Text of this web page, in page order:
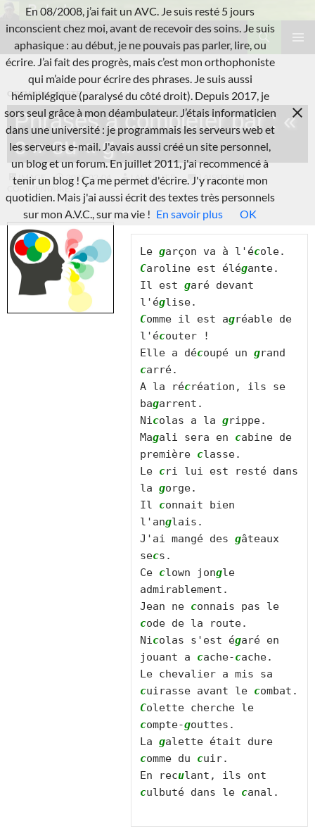
au
contenu
L'A.V.C.
Recherche
ORTHOPHONISTE
Phrases à compléter par : «
c » ou « g »
IMAGE 2025-02-04 LAURENT B.
LAISSER UN
COMMENTAIRE
Le garçon va à l'éc
Caroline est élégante.
Il est garé devant
l'ég
Comme il est agréable de
l'écouter !
Elle a découpé un g
carré.
A la récréation, ils se
bagarrent.
Ni colas a la grippe.
Magali sera en cabine de
première classe.
Le cri lui est resté dans
la gorge.
Il connait bien
l'anglais.
J'ai mangé des gâteaux
secs.
Ce clown jongle
admirablement.
Jean ne c
code de la route.
Ni colas s'est égaré en
jouant a cache-cache.
cuirasse avant le c
C
compte-gouttes.
La g
comme du cuir.
En recu
culbuté dans le canal.
En 08/2008, j’ai fait un AVC. Je suis resté 5 jours
inconscient chez moi, avant de recevoir des soins. Je suis
aphasique : au début, je ne pouvais pas parler, lire, ou
écrire. J’ai fait des progrès, mais c’est mon orthophoniste
qui m’aide pour écrire des phrases. Je suis aussi
hémiplégique (paralysé du côté droit). Depuis 2017, je
sors seul grâce à mon déambulateur. J’étais informaticien
dans une université : je programmais les serveurs web et
les serveurs e-mail. J'avais aussi créé un site personnel,
un blog et un forum. En juillet 2011, j'ai recommencé à
tenir un blog ! Ça me permet d'écrire. J'y raconte mon
quotidien. Mais j'ai aussi écrit des textes très personnels
sur mon A.V.C., sur ma vie ! En savoir plus OK